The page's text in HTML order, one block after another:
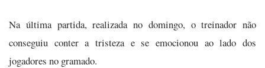
Na última partida, realizada no domingo, o treinador não
conseguiu conter a tristeza e se emocionou ao lado dos
jogadores no gramado.